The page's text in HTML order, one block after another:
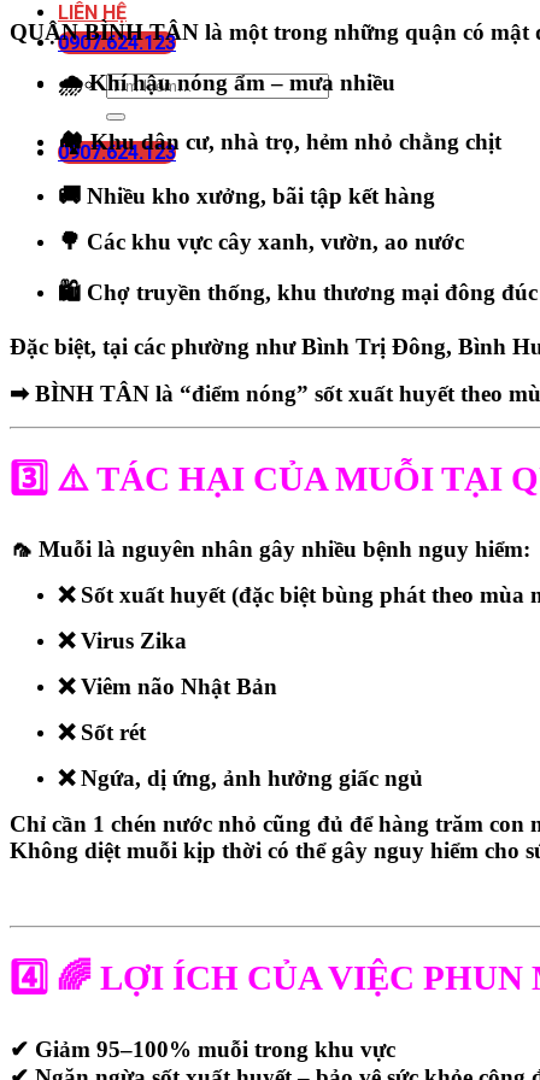
LIÊN HỆ
0907.624.123
0907.624.123
QUẬN BÌNH TÂN là một trong những quận có
🌧 Khí hậu nóng ẩm – mưa nhiều
🏘️ Khu dân cư, nhà trọ, hẻm nhỏ chằng chịt
🚚 Nhiều kho xưởng, bãi tập kết hàng
🌳 Các khu vực cây xanh, vườn, ao nước
🛍 Chợ truyền thống, khu thương mại đông đúc
Đặc biệt, tại các phường nhưBình Trị Đông, Bình
➡BÌNH TÂN là “điểm nóng” sốt xuất huyết theo
3️⃣ ⚠️ TÁC HẠI CỦA MUỖI TẠI
🦟 Muỗi là nguyên nhân gây nhiều bệnh nguy hiểm:
❌ Sốt xuất huyết (đặc biệt bùng phát theo mùa
❌ Virus Zika
❌ Viêm não Nhật Bản
❌ Sốt rét
❌ Ngứa, dị ứng, ảnh hưởng giấc ngủ
Chỉ cần 1 chén nước nhỏ cũng đủ để hàng trăm con
Không diệt muỗi kịp thời có thể gây nguy hiểm cho
4️⃣ 🌈 LỢI ÍCH CỦA VIỆC
✔ Giảm 95–100% muỗi trong khu vực